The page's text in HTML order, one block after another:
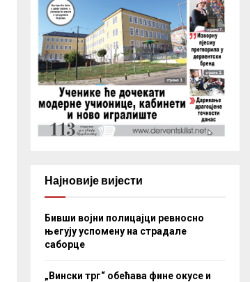
Најновије вијести
Бивши војни полицајци ревносно
његују успомену на страдале
саборце
„Вински трг“ обећава фине окусе и